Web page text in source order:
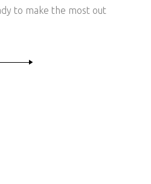
to make the most out